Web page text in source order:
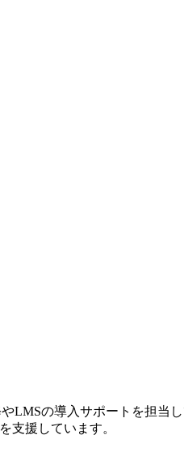
LMSの導入サポートを担当
支援しています。